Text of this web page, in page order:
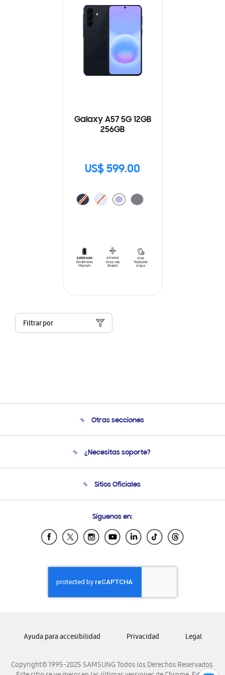
Galaxy A57 5G 12GB
256GB
US$ 599.00
Filtrar por
Otras secciones
Soporte
Condiciones de Compra
¿Necesitas soporte?
Soporte vía eMail
Sitios Oficiales
Samsung Ecuador
Samsung El Salvador
Samsung Honduras
Samsung Nicaragua
Samsung Panamá
Samsung Venezuela
Síguenos en:
Copyright© 1995-2025 SAMSUNG Todos los Derechos Reservados.
Ayuda para accesibilidad Privacidad Legal